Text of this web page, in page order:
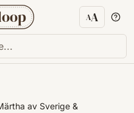
AA
av Sverige &